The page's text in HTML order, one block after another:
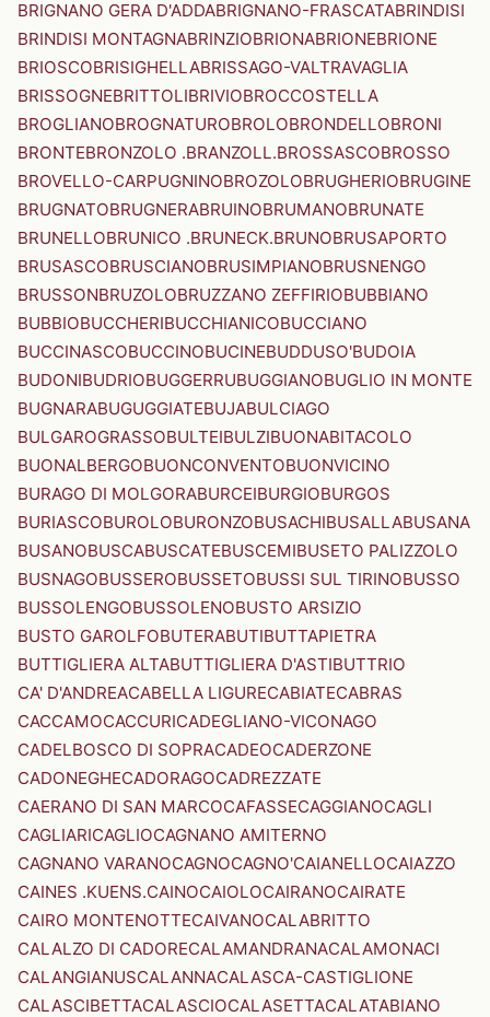
BRIGNANO GERA D'ADDABRIGNANO-FRASCATABRINDISI
BRINDISI MONTAGNABRINZIOBRIONABRIONEBRIONE
BRIOSCOBRISIGHELLABRISSAGO-VALTRAVAGLIA
BRISSOGNEBRITTOLIBRIVIOBROCCOSTELLA
BROGLIANOBROGNATUROBROLOBRONDELLOBRONI
BRONTEBRONZOLO .BRANZOLL.BROSSASCOBROSSO
BROVELLO-CARPUGNINOBROZOLOBRUGHERIOBRUGINE
BRUGNATOBRUGNERABRUINOBRUMANOBRUNATE
BRUNELLOBRUNICO .BRUNECK.BRUNOBRUSAPORTO
BRUSASCOBRUSCIANOBRUSIMPIANOBRUSNENGO
BRUSSONBRUZOLOBRUZZANO ZEFFIRIOBUBBIANO
BUBBIOBUCCHERIBUCCHIANICOBUCCIANO
BUCCINASCOBUCCINOBUCINEBUDDUSO'BUDOIA
BUDONIBUDRIOBUGGERRUBUGGIANOBUGLIO IN MONTE
BUGNARABUGUGGIATEBUJABULCIAGO
BULGAROGRASSOBULTEIBULZIBUONABITACOLO
BUONALBERGOBUONCONVENTOBUONVICINO
BURAGO DI MOLGORABURCEIBURGIOBURGOS
BURIASCOBUROLOBURONZOBUSACHIBUSALLABUSANA
BUSANOBUSCABUSCATEBUSCEMIBUSETO PALIZZOLO
BUSNAGOBUSSEROBUSSETOBUSSI SUL TIRINOBUSSO
BUSSOLENGOBUSSOLENOBUSTO ARSIZIO
BUSTO GAROLFOBUTERABUTIBUTTAPIETRA
BUTTIGLIERA ALTABUTTIGLIERA D'ASTIBUTTRIO
CA' D'ANDREACABELLA LIGURECABIATECABRAS
CACCAMOCACCURICADEGLIANO-VICONAGO
CADELBOSCO DI SOPRACADEOCADERZONE
CADONEGHECADORAGOCADREZZATE
CAERANO DI SAN MARCOCAFASSECAGGIANOCAGLI
CAGLIARICAGLIOCAGNANO AMITERNO
CAGNANO VARANOCAGNOCAGNO'CAIANELLOCAIAZZO
CAINES .KUENS.CAINOCAIOLOCAIRANOCAIRATE
CAIRO MONTENOTTECAIVANOCALABRITTO
CALALZO DI CADORECALAMANDRANACALAMONACI
CALANGIANUSCALANNACALASCA-CASTIGLIONE
CALASCIBETTACALASCIOCALASETTACALATABIANO